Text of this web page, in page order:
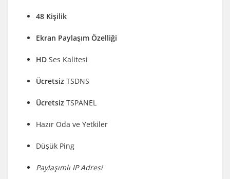
48 Kişilik
Ekran Paylaşım Özelliği
HD Ses Kalitesi
Ücretsiz TSDNS
Ücretsiz TSPANEL
Hazır Oda ve Yetkiler
Düşük Ping
Paylaşımlı IP Adresi